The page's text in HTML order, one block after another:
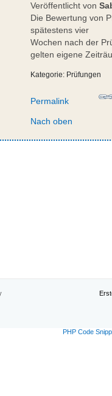
Veröffentlicht von
Die Bewertung von
spätestens vier
Wochen nach der
gelten eigene
Kategorie: Prüfungen
Permalink
Nach oben
PHP Code